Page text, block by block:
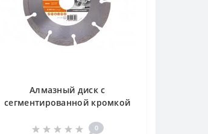
Алмазный диск с
сегментированной кромкой
Flexione
0